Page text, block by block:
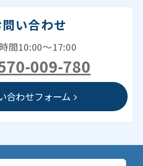
い合わせ
間10:00～17:00
009-780
合わせフォーム